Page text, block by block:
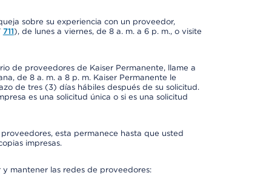
sobre su experiencia con un proveedor,
711), de lunes a viernes, de 8 a. m. a 6 p. m., o visite
de proveedores de Kaiser Permanente, llame a
de 8 a. m. a 8 p. m. Kaiser Permanente le
de tres (3) días hábiles después de su solicitud.
es una solicitud única o si es una solicitud
esta permanece hasta que usted
impresas.
mantener las redes de proveedores: